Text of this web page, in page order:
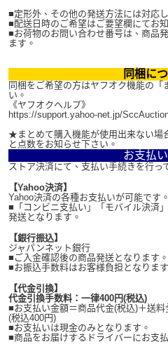
■定形外、その他の発送方法には対応
■配送日時のご希望はご要望欄にてお
■お荷物のお問い合わせ番号は、商品
ます。
同梱に
同梱をご希望の方はヤフオク機能の「
い。
《ヤフオクヘルプ》
https://support.yahoo-net.jp/
★まとめて購入機能が使用出来ない場
と点数をお知らせ下さい。
お支払
ストア決済にて、支払い手続きを行っ
【Yahoo決済】
Yahoo決済の各種お支払いが可能です。
■「コンビニ支払い」「モバイル決済
発送となります。
【銀行振込】
ジャパンネット銀行
■ご入金確認後の商品発送となります。
■お振込手数料はお客様負担となります
【代金引換】
代金引換手数料：一律400円(税込)
■お支払い金額＝商品代金(税込)＋送
(税込400円)
■お支払いは現金のみとなります。
■商品をお届けするドライバーにお支